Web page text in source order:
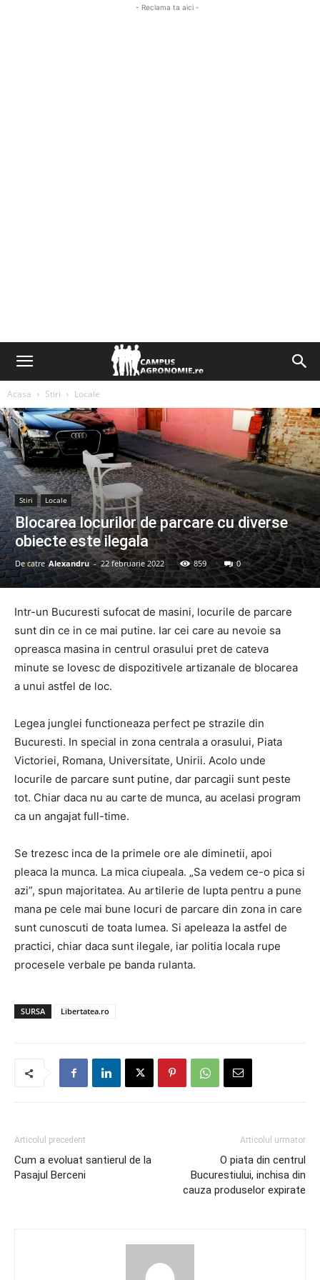
- Reclama ta aici -
Acasa Stiri Locale
Stiri Locale
Blocarea locurilor de parcare cu diverse
obiecte este ilegala
De catre Alexandru - 22 februarie 2022 859 0
Intr-un Bucuresti sufocat de masini, locurile de parcare
sunt din ce in ce mai putine. Iar cei care au nevoie sa
opreasca masina in centrul orasului pret de cateva
minute se lovesc de dispozitivele artizanale de blocarea
a unui astfel de loc.
Legea junglei functioneaza perfect pe strazile din
Bucuresti. In special in zona centrala a orasului, Piata
Victoriei, Romana, Universitate, Unirii. Acolo unde
locurile de parcare sunt putine, dar parcagii sunt peste
tot. Chiar daca nu au carte de munca, au acelasi program
ca un angajat full-time.
Se trezesc inca de la primele ore ale diminetii, apoi
pleaca la munca. La mica ciupeala. „Sa vedem ce-o pica si
azi”, spun majoritatea. Au artilerie de lupta pentru a pune
mana pe cele mai bune locuri de parcare din zona in care
sunt cunoscuti de toata lumea. Si apeleaza la astfel de
practici, chiar daca sunt ilegale, iar politia locala rupe
procesele verbale pe banda rulanta.
SURSA Libertatea.ro
Articolul precedent
Cum a evoluat santierul de la
Pasajul Berceni
Articolul urmator
O piata din centrul
Bucurestiului, inchisa din
cauza produselor expirate